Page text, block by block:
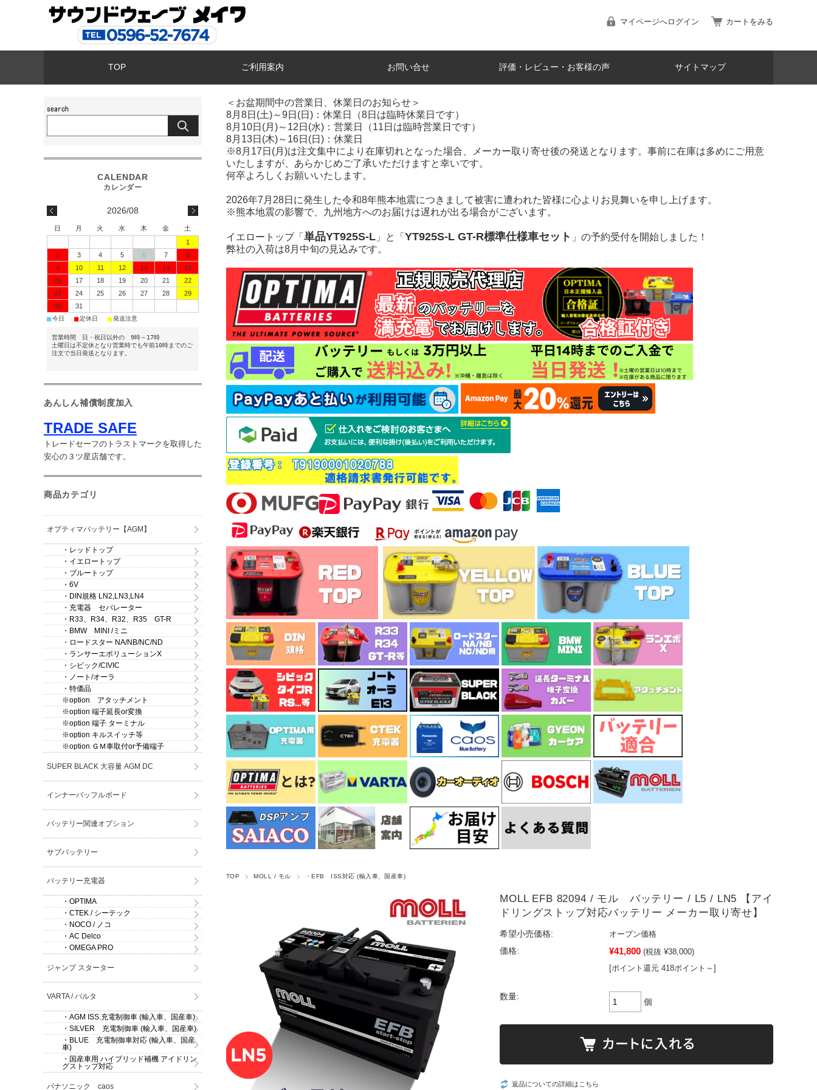
マイページへログイン カートをみる
TOP ご利用案内 お問い合せ 評価・レビュー・お客様の声 サイトマップ
＜お盆期間中の営業日、休業日のお知らせ＞
8月8日(土)～9日(日)：休業日（8日は臨時休業日です）
8月10日(月)～12日(水)：営業日（11日は臨時営業日です）
8月13日(木)～16日(日)：休業日
※8月17日(月)は注文集中により在庫切れとなった場合、メーカー取り寄せ後の発送となります。事前に在庫は多めにご用意
いたしますが、あらかじめご了承いただけますと幸いです。
何卒よろしくお願いいたします。
2026年7月28日に発生した令和8年熊本地震につきまして被害に遭われた皆様に心よりお見舞いを申し上げます。
※熊本地震の影響で、九州地方へのお届けは遅れが出る場合がございます。
イエロートップ「 単品YT925S-L 」と「 YT925S-L GT-R標準仕様車セット 」の予約受付を開始しました！
弊社の入荷は8月中旬の見込みです。
TOP MOLL / モル ・EFB ISS対応 (輸入車、国産車)
MOLL EFB 82094 / モル バッテリー / L5 / LN5 【アイ
ドリングストップ対応バッテリー メーカー取り寄せ】
希望小売価格:
オープン価格
価格:
¥41,800 (税抜 ¥38,000)
[ポイント還元 418ポイント～]
数量:
個
返品についての詳細はこちら
2026/08
日 月 火 水 木 金
土
1
2
3 4 5 6 7
8
9
10 11 12 13 14
15
16
17 18 19 20 21
22
23
24 25 26 27 28
29
30
31
■今日 ■定休日 ■発送注意
営業時間 日・祝日以外の 9時～17時
土曜日は不定休となり営業時でも午前10時までのご
注文で当日発送となります。
あんしん補償制度加入
TRADE SAFE
トレードセーフのトラストマークを取得した
安心の３ツ星店舗です。
商品カテゴリ
オプティマバッテリー【AGM】
・レッドトップ
・イエロートップ
・ブルートップ
・6V
・DIN規格 LN2,LN3,LN4
・充電器 セパレーター
・R33、R34、R32、R35 GT-R
・BMW MINI /ミニ
・ロードスター NA/NB/NC/ND
・ランサーエボリューションX
・シビック/CIVIC
・ノート/オーラ
・特価品
※option アタッチメント
※option 端子延長or変換
※option 端子 ターミナル
※option キルスイッチ等
※option ＧＭ車取付or予備端子
SUPER BLACK 大容量 AGM DC
インナーバッフルボード
バッテリー関連オプション
サブバッテリー
バッテリー充電器
・OPTIMA
・CTEK / シーテック
・NOCO / ノコ
・AC Delco
・OMEGA PRO
ジャンプ スターター
VARTA / バルタ
・AGM ISS.充電制御車 (輸入車、国産車)
・SILVER 充電制御車 (輸入車、国産車)
・BLUE 充電制御車対応 (輸入車、国産
車)
・国産車用 ハイブリッド補機 アイドリン
グストップ対応
パナソニック caos